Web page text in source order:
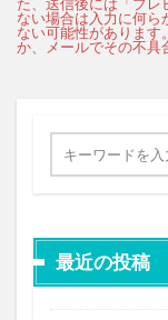
最近の投稿